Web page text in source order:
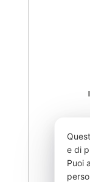
e di
Puoi